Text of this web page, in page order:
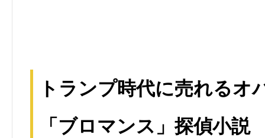
トランプ時代に売れるオ
「ブロマンス」探偵小説